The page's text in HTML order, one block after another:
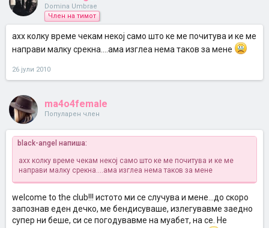
Domina Umbrae
Член на тимот
ахх колку време чекам некој само што ке ме почитува и ке ме
направи малку срекна....ама изглеа нема таков за мене
26 јули 2010
ma4o4female
Популарен член
black-angel напиша:
ахх колку време чекам некој само што ке ме почитува и ке ме
направи малку срекна....ама изглеа нема таков за мене
welcome to the club!!! истото ми се случува и мене...до скоро
запознав еден дечко, ме бендисуваше, излегувавме заедно
супер ни беше, си се погодувавме на муабет, на се. Не